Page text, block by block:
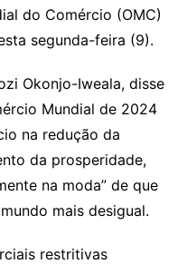
n
Cl
a
s
sr
o
m
do Comércio (OMC)
segunda-feira (9).
Okonjo-Iweala, disse
Mundial de 2024
na redução da
da prosperidade,
na moda” de que
mais desigual.
restritivas